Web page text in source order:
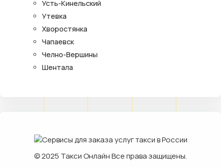
Усть-Кинельский
Утевка
Хворостянка
Чапаевск
Челно-Вершины
Шентала
© 2025 Такси ОнлайнВсе права защищены.